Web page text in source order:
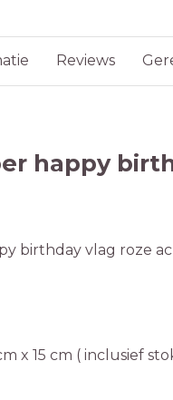
Reviews
happy
birthday vlag roze
x 15 cm ( inclusief